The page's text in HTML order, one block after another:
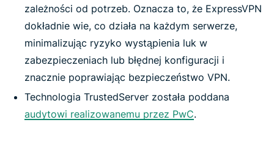
zależności od potrzeb. Oznacza to, że ExpressVPN
dokładnie wie, co działa na każdym serwerze,
minimalizując ryzyko wystąpienia luk w
zabezpieczeniach lub błędnej konfiguracji i
znacznie poprawiając bezpieczeństwo VPN.
Technologia TrustedServer została poddana
audytowi realizowanemu przez PwC.